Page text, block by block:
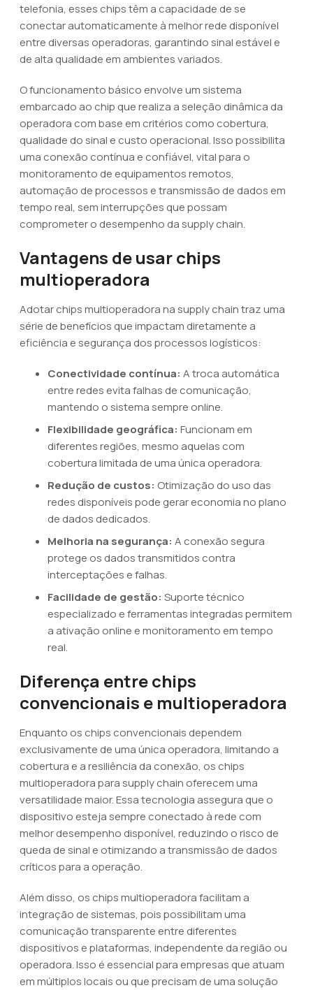
telefonia, esses chips têm a capacidade de se
conectar automaticamente à melhor rede disponível
entre diversas operadoras, garantindo sinal estável e
de alta qualidade em ambientes variados.
O funcionamento básico envolve um sistema
embarcado ao chip que realiza a seleção dinâmica da
operadora com base em critérios como cobertura,
qualidade do sinal e custo operacional. Isso possibilita
uma conexão contínua e confiável, vital para o
monitoramento de equipamentos remotos,
automação de processos e transmissão de dados em
tempo real, sem interrupções que possam
comprometer o desempenho da supply chain.
Vantagens de usar chips
multioperadora
Adotar chips multioperadora na supply chain traz uma
série de benefícios que impactam diretamente a
eficiência e segurança dos processos logísticos:
Conectividade contínua: A troca automática
entre redes evita falhas de comunicação,
mantendo o sistema sempre online.
Flexibilidade geográfica: Funcionam em
diferentes regiões, mesmo aquelas com
cobertura limitada de uma única operadora.
Redução de custos: Otimização do uso das
redes disponíveis pode gerar economia no plano
de dados dedicados.
Melhoria na segurança: A conexão segura
protege os dados transmitidos contra
interceptações e falhas.
Facilidade de gestão: Suporte técnico
especializado e ferramentas integradas permitem
a ativação online e monitoramento em tempo
real.
Diferença entre chips
convencionais e multioperadora
Enquanto os chips convencionais dependem
exclusivamente de uma única operadora, limitando a
cobertura e a resiliência da conexão, os chips
multioperadora para supply chain oferecem uma
versatilidade maior. Essa tecnologia assegura que o
dispositivo esteja sempre conectado à rede com
melhor desempenho disponível, reduzindo o risco de
queda de sinal e otimizando a transmissão de dados
críticos para a operação.
Além disso, os chips multioperadora facilitam a
integração de sistemas, pois possibilitam uma
comunicação transparente entre diferentes
dispositivos e plataformas, independente da região ou
operadora. Isso é essencial para empresas que atuam
em múltiplos locais ou que precisam de uma solução